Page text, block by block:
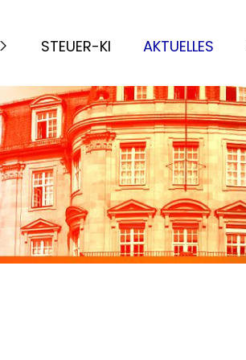
STEUER-KI AKTUELLES